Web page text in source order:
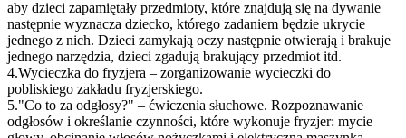
aby dzieci zapamiętały przedmioty, które znajdują się na dywanie
następnie wyznacza dziecko, którego zadaniem będzie ukrycie
jednego z nich. Dzieci zamykają oczy następnie otwierają i brakuje
jednego narzędzia, dzieci zgadują brakujący przedmiot itd.
4.Wycieczka do fryzjera – zorganizowanie wycieczki do
pobliskiego zakładu fryzjerskiego.
5."Co to za odgłosy?" – ćwiczenia słuchowe. Rozpoznawanie
odgłosów i określanie czynności, które wykonuje fryzjer: mycie